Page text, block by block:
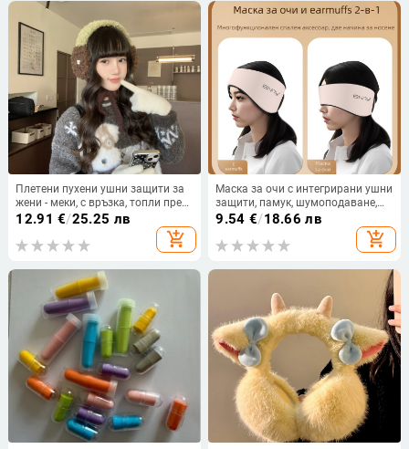
Плетени пухени ушни защити за
жени - меки, с връзка, топли през
зимата (Материал: акрил/
изкуствена вълна; Стил: базов;
Сезон: зима; Пол: жена)
12.91 €/25.25 лв
add_shopping_cart
Маска за очи с интегрирани ушни
защити, памук, шумоподаване,
дишаща, блокира светлината
9.54 €/18.66 лв
add_shopping_cart